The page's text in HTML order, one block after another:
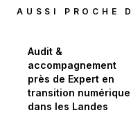
AUSSI PROCHE
Audit &
accompagnement
près de Expert en
transition numérique
dans les Landes